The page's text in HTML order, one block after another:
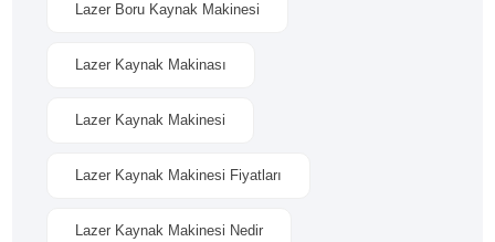
Lazer Boru Kaynak Makinesi
Lazer Kaynak Makinası
Lazer Kaynak Makinesi
Lazer Kaynak Makinesi Fiyatları
Lazer Kaynak Makinesi Nedir